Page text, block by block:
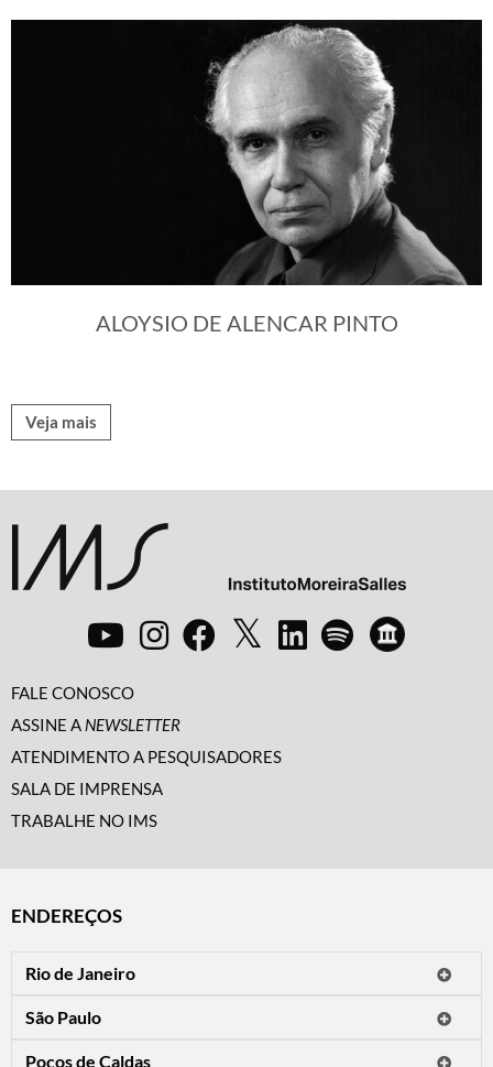
ALOYSIO DE ALENCAR PINTO
Veja mais
FALE CONOSCO
ASSINE A NEWSLETTER
ATENDIMENTO A PESQUISADORES
SALA DE IMPRENSA
TRABALHE NO IMS
ENDEREÇOS
Rio de Janeiro
Horário de visitação: a programação do IMS no Rio de Janeiro será
apresentada em instituições culturais parceiras.
São Paulo
Poços de Caldas